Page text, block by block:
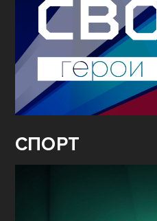
СПОРТ